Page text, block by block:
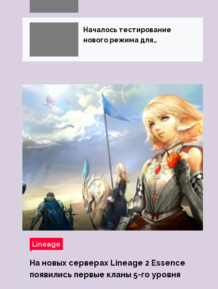
Началось тестирование
нового режима для
online
Lineage
На новых серверах Lineage 2 Essence
появились первые кланы 5-го уровня